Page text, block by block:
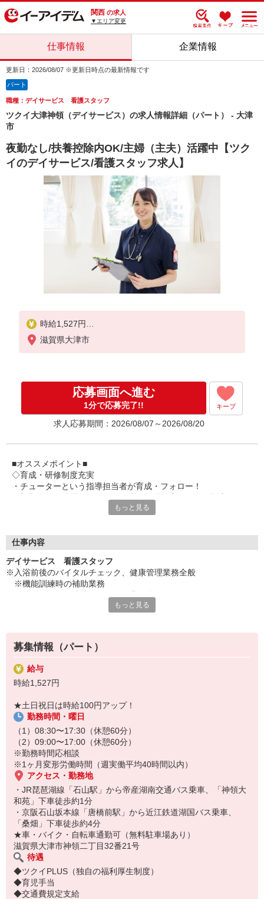
関西 の求人
▼エリア変更
仕事情報 企業情報
更新日：2026/08/07 ※更新日時点の最新情報です
パート
職種：デイサービス 看護スタッフ
ツクイ大津神領（デイサービス）の求人情報詳細（パート） - 大津
市
夜勤なし/扶養控除内OK/主婦（主夫）活躍中【ツク
イのデイサービス/看護スタッフ求人】
時給1,527円
★土日祝日は時給100円アップ！
滋賀県大津市
応募画面へ進む
1分で応募完了!! キープ
求人応募期間：2026/08/07～2026/08/20
■オススメポイント■
◇育成・研修制度充実
・チューターという指導担当者が育成・フォロー！
・キャリアアップ支援制度を活用して働きながら資格取得が可能
・ツクイ独自の福祉厚生制度でプライベートも充実
・子育て支援の福利厚生制度あり！子育てと仕事の両立を応援◎
・スタッフ何でも相談窓口やライフキャリア相談など、各相談窓
口あり
◇頑張った分、スタッフに還元！
・パートは特別手当の支給あり
もっと見る
仕事内容
デイサービス 看護スタッフ
※入浴前後のバイタルチェック、健康管理業務全般
※機能訓練時の補助業務
デイサービスでお客様の生活に寄り添い、ゆっくりと時間をかけな
がら信頼関係を築くことができること、他業種との協力や連携を図
りながら支援していけることも魅力です。お客様から感謝の言葉を
直接いただけることがやりがいにもつながります。日勤の勤務でワ
ークライフバランスに合わせた働き方ができます。
もっと見る
募集情報（パート）
給与
時給1,527円
★土日祝日は時給100円アップ！
勤務時間・曜日
（1）08:30〜17:30（休憩60分）
（2）09:00〜17:00（休憩60分）
※勤務時間応相談
※1ヶ月変形労働時間（週実働平均40時間以内）
アクセス・勤務地
・JR琵琶湖線「石山駅」から帝産湖南交通バス乗車、「神領大
和苑」下車徒歩約1分
・京阪石山坂本線「唐橋前駅」から近江鉄道湖国バス乗車、
「桑畑」下車徒歩約4分
★車・バイク・自転車通勤可（無料駐車場あり）
滋賀県大津市神領二丁目32番21号
待遇
◆ツクイPLUS（独自の福利厚生制度）
◆育児手当
◆交通費規定支給